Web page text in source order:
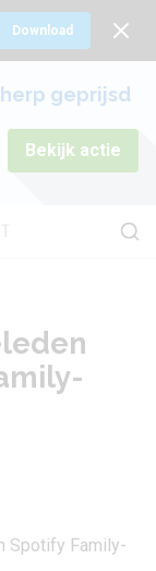
Download
geprijsd
Bekijk actie